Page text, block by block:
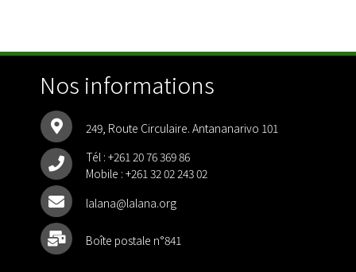
Nos informations
249, Route Circulaire. Antananarivo 101
Tél : +261 20 76 369 86
Mobile : +261 32 02 243 02
lalana@lalana.org
Boîte postale n°841